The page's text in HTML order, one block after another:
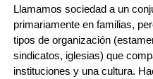
Llamamos sociedad a un
primariamente en familias,
tipos de organización
sindicatos, iglesias) que
instituciones y una cultura.